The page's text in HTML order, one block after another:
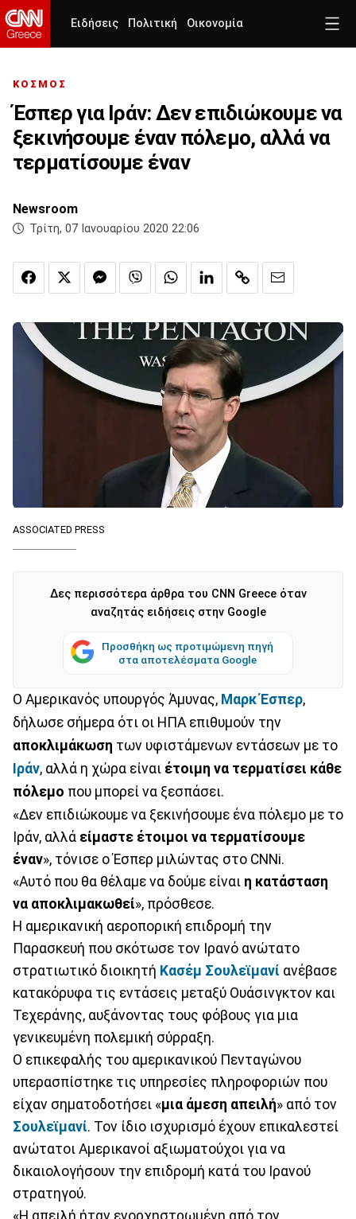
Ειδήσεις Πολιτική Οικονομία
ΚΟΣΜΟΣ
Έσπερ για Ιράν: Δεν επιδιώκουμε να
ξεκινήσουμε έναν πόλεμο, αλλά να
τερματίσουμε έναν
Newsroom
Τρίτη, 07 Ιανουαρίου 2020 22:06
ASSOCIATED PRESS
Δες περισσότερα άρθρα του CNN Greece όταν
αναζητάς ειδήσεις στην Google
Προσθήκη ως προτιμώμενη πηγή
στα αποτελέσματα Google
Ο Αμερικανός υπουργός Άμυνας, Μαρκ Έσπερ,
δήλωσε σήμερα ότι οι ΗΠΑ επιθυμούν την
αποκλιμάκωση των υφιστάμενων εντάσεων με το
Ιράν, αλλά η χώρα είναι έτοιμη να τερματίσει κάθε
πόλεμο που μπορεί να ξεσπάσει.
«Δεν επιδιώκουμε να ξεκινήσουμε ένα πόλεμο με το
Ιράν, αλλά είμαστε έτοιμοι να τερματίσουμε
έναν», τόνισε ο Έσπερ μιλώντας στο CNNi.
«Αυτό που θα θέλαμε να δούμε είναι η κατάσταση
να αποκλιμακωθεί», πρόσθεσε.
Η αμερικανική αεροπορική επιδρομή την
Παρασκευή που σκότωσε τον Ιρανό ανώτατο
στρατιωτικό διοικητή Κασέμ Σουλεϊμανί ανέβασε
κατακόρυφα τις εντάσεις μεταξύ Ουάσινγκτον και
Τεχεράνης, αυξάνοντας τους φόβους για μια
γενικευμένη πολεμική σύρραξη.
Ο επικεφαλής του αμερικανικού Πενταγώνου
υπερασπίστηκε τις υπηρεσίες πληροφοριών που
είχαν σηματοδοτήσει «μια άμεση απειλή» από τον
Σουλεϊμανί. Τον ίδιο ισχυρισμό έχουν επικαλεστεί
ανώτατοι Αμερικανοί αξιωματούχοι για να
δικαιολογήσουν την επιδρομή κατά του Ιρανού
στρατηγού.
«Η απειλή ήταν ενορχηστρωμένη από τον